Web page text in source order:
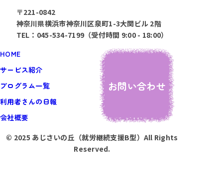
〒221-0842
神奈川県横浜市神奈川区泉町1-3大関ビル 2階
TEL：045-534-7199（受付時間 9:00 - 18:00）
HOME
サービス紹介
プログラム一覧
利用者さんの日報
会社概要
お問い合わせ
© 2025 あじさいの丘（就労継続支援B型）All Rights
Reserved.